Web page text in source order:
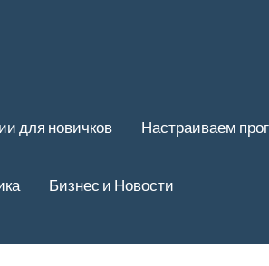
для новичков Настраиваем
Бизнес и Новости